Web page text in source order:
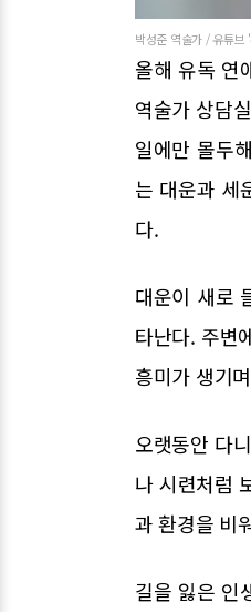
박성준 역술가 / 유튜브
올해 유독 연
역술가 상담
일에만 몰두
는 대운과 세
다.
대운이 새로
타난다. 주변
흥미가 생기
오랫동안 다
나 시련처럼
과 환경을 비
길을 잃은 인